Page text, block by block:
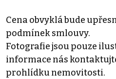
Cena obvyklá bude
podmínek smlouvy.
Fotografie jsou pouze
informace nás
prohlídku nemovitosti.